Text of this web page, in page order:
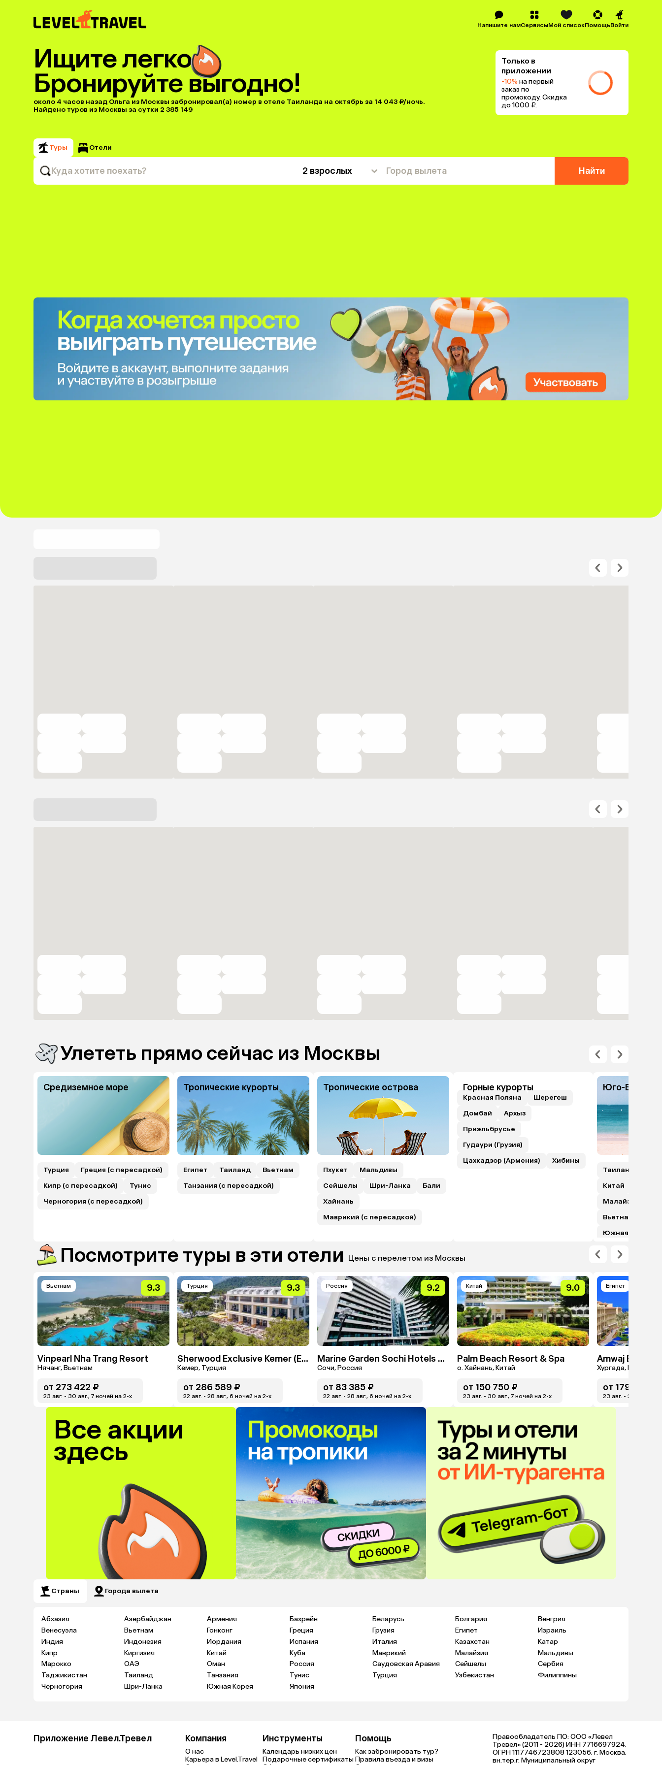
Напишите намСервисыМой списокПомощьВойти
Ищите легко
Бронируйте выгодно!
Только в
приложении
-10% на первый
заказ по
промокоду. Скидка
до 1000 ₽.
около 4 часов назад Ольга из Москвы забронировал(а) номер в отеле Таиланда на октябрь за 14 043 ₽/ночь.
Найдено туров из Москвы за сутки 2 385 149
Туры Отели
Куда хотите поехать? 2 взрослых Город вылета Найти
Улететь прямо сейчас из Москвы
Средиземное море
Турция
Греция (с пересадкой)
Кипр (с пересадкой)
Тунис
Черногория (с пересадкой)
Тропические курорты
Египет Таиланд
Вьетнам
Танзания (с пересадкой)
Тропические острова
Пхукет
Мальдивы
Сейшелы
Шри-Ланка
Бали
Хайнань
Маврикий (с пересадкой)
Горные курорты
Красная Поляна
Шерегеш
Домбай
Архыз
Приэльбрусье
Гудаури (Грузия)
Цахкадзор (Армения)
Хибины
Юго-
Таиланд
Китай
Малайзия (с
Вьетнам
Южная Корея
Посмотрите туры в эти отели Цены с перелетом из Москвы
Вьетнам 9.3
Vinpearl Nha Trang Resort
Нячанг, Вьетнам
от 273 422 ₽
23 авг. - 30 авг., 7 ночей на 2-x
Турция 9.3
Sherwood Exclusive Kemer (Ex. Sherwood Club Kemer)
Кемер, Турция
от 286 589 ₽
22 авг. - 28 авг., 6 ночей на 2-x
Россия 9.2
Marine Garden Sochi Hotels & Spa By ZONT Hotel Group
Сочи, Россия
от 83 385 ₽
22 авг. - 28 авг., 6 ночей на 2-x
Китай 9.0
Palm Beach Resort & Spa
о. Хайнань, Китай
от 150 750 ₽
23 авг. - 30 авг., 7 ночей на 2-x
Египет
Хургада, Египет
от 179 254 ₽
23 авг. - 29 авг., 6
Все акции
здесь
Страны Города вылета
Абхазия Азербайджан Армения Бахрейн Беларусь Болгария
Венгрия
Венесуэла
Вьетнам Гонконг Греция Грузия Египет
Израиль
Индия
Индонезия Иордания Испания Италия Казахстан
Катар
Кипр
Киргизия Китай Куба Маврикий Малайзия
Мальдивы
Марокко
ОАЭ Оман Россия Саудовская Аравия Сейшелы
Сербия
Таджикистан
Таиланд Танзания Тунис Турция Узбекистан
Филиппины
Черногория
Шри-Ланка Южная Корея Япония
Приложение Левел.Тревел Компания
О нас
Карьера в Level.Travel
Инструменты
Календарь низких цен
Подарочные сертификаты
Помощь
Как забронировать тур?
Правила въезда и визы
Правообладатель ПО: ООО «Левел
Тревел» (2011 - 2026) ИНН 7716697924,
ОГРН 1117746723808 123056, г. Москва,
вн.тер.г. Муниципальный округ